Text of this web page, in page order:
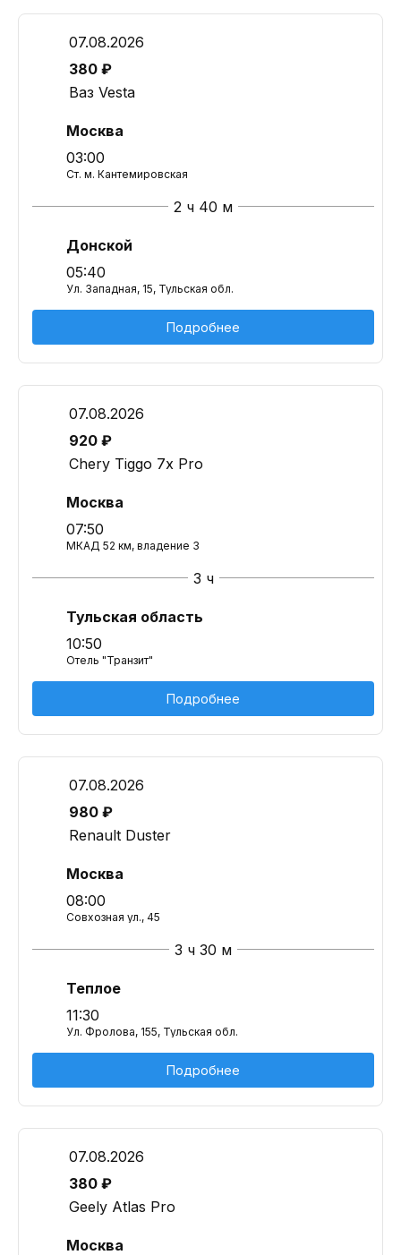
07.08.2026
380 ₽
Ваз Vesta
Москва
03:00
Ст. м. Кантемировская
2 ч 40 м
Донской
05:40
Ул. Западная, 15, Тульская обл.
Подробнее
07.08.2026
920 ₽
Chery Tiggo 7x Pro
Москва
07:50
МКАД 52 км, владение 3
3 ч
Тульская область
10:50
Отель "Транзит"
Подробнее
07.08.2026
980 ₽
Renault Duster
Москва
08:00
Совхозная ул., 45
3 ч 30 м
Теплое
11:30
Ул. Фролова, 155, Тульская обл.
Подробнее
07.08.2026
380 ₽
Geely Atlas Pro
Москва